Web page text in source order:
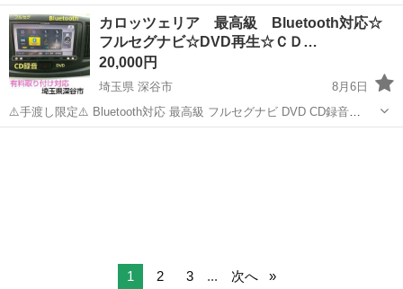
日128日★クリーンルーム内作業★マイカー通勤OK＆無料駐車場あり
★就業先食堂利用可！日払い制度あり！《茨城県常陸大宮市》 人気の
工場のお仕事 ◇コネクタ製造工...
茨城 常陸大宮市 静駅 その他
カロッツェリア 最高級 Bluetooth対応☆
フルセグナビ☆DVD再生☆ＣＤ…
20,000円
埼玉県 深谷市
8月6日
⚠️手渡し限定⚠️ Bluetooth対応 最高級 フルセグナビ DVD CD録音
Bluetooth対応 ✴️取り付け対応✴️ 取付対応 ...
1 2 3 ... 次へ